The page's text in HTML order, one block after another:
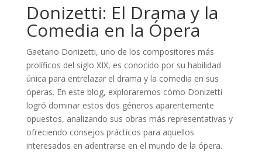
Donizetti: El Drama y la
Comedia en la Ópera
Gaetano Donizetti, uno de los compositores más
prolíficos del siglo XIX, es conocido por su habilidad
única para entrelazar el drama y la comedia en sus
óperas. En este blog, exploraremos cómo Donizetti
logró dominar estos dos géneros aparentemente
opuestos, analizando sus obras más representativas y
ofreciendo consejos prácticos para aquellos
interesados en adentrarse en el mundo de la ópera.